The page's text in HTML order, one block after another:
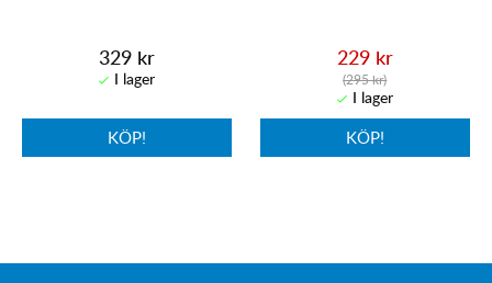
329 kr
KÖP!
229 kr
(295 kr)
KÖP!